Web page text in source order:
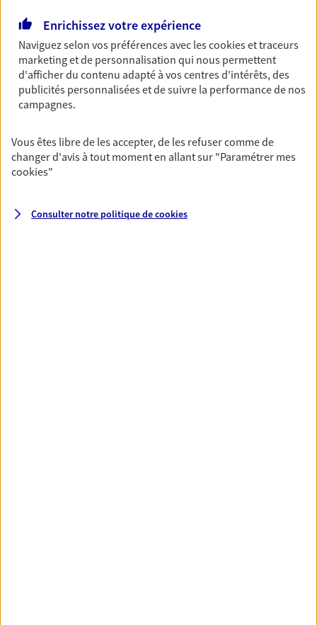
Préparez sereinement ce nouveau chapitre de
votre vie avec les conseils d'un expert. Découvrez
notre solution PER (Plan Epargne Retraite)
spécialement conçue pour la retraite.
Couvrez vos dépenses de santé ainsi que celles de
votre famille avec la complémentaire santé qui
vous ressemble.
Prévoyance
Enrichissez votre expérience
Naviguez selon vos préférences avec lescookies et traceurs
marketing et de personnalisation qui nous permettent
d'afficher du contenu adapté à vos centres d'intérêts, des
publicités personnalisées et de suivre la performance de nos
campagnes.
Vous êtes libre de les accepter, de les refuser comme de
changer d'avis à tout moment en allant sur "Paramétrer mes
cookies"
Consulter notre politique decookies